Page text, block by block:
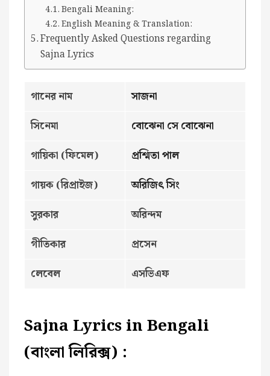
Bengali Meaning:
English Meaning & Translation:
Frequently Asked Questions regarding
Sajna Lyrics
গানের নাম
সাজনা
সিনেমা
বোঝেনা সে বোঝেনা
গায়িকা (ফিমেল)
প্রশ্মিতা পাল
গায়ক (রিপ্রাইজ)
অরিজিৎ সিং
সুরকার
অরিন্দম
গীতিকার
প্রসেন
লেবেল
এসভিএফ
Sajna Lyrics in Bengali
(বাংলা লিরিক্স) :